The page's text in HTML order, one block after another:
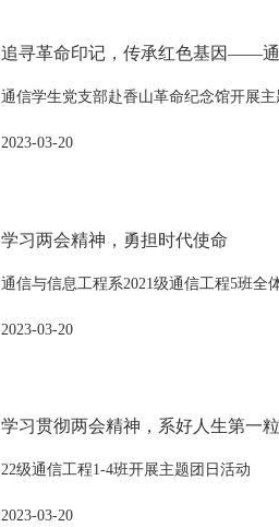
追寻革命印记，传承红色基因——
通信学生党支部赴香山革命纪念馆开展主
2023-03-20
学习两会精神，勇担时代使命
通信与信息工程系2021级通信工程5班全
2023-03-20
学习贯彻两会精神，系好人生第一
22级通信工程1-4班开展主题团日活动
2023-03-20